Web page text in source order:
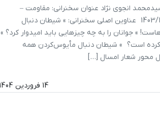
انجوی نژاد عنوان سخنرانی: مقاومت –
قسمت اول تاریخ:1403/10/25 عناوین اصلی سخنرانی: » شیطان دنبال
» جوانان را به چه چیزهایی باید امیدوار کرد؟ »
کرده است؟ » شیطان دنبال مأیوس‌کردن همه
محور شعار امسال […]
14 فروردین 1404